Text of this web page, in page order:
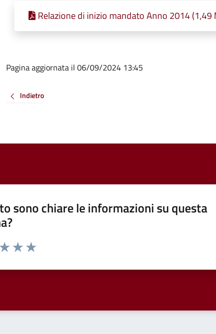
Relazione di inizio mandato Anno 2014
Pagina aggiornata il 06/09/2024 13:45
Indietro
sono chiare le informazioni su questa
a 5 stelle la pagina